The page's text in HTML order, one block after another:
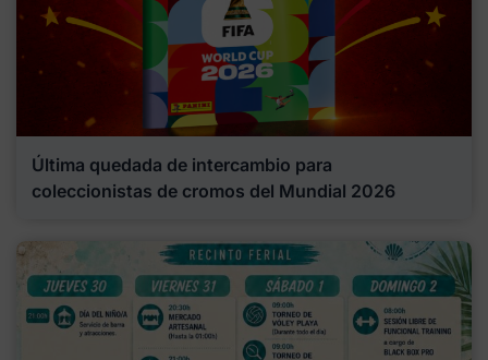
Última quedada de intercambio para
coleccionistas de cromos del Mundial 2026